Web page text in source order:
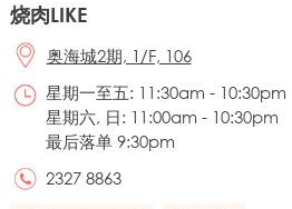
烧肉LIKE
奥海城2期, 1/F, 106
星期一至五: 11:30am - 10:30pm
星期六, 日: 11:00am - 10:30pm
最后落单 9:30pm
2327 8863